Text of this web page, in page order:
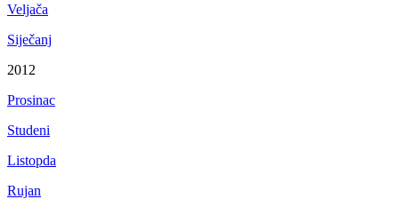
Veljača
Siječanj
2012
Prosinac
Studeni
Listopda
Rujan